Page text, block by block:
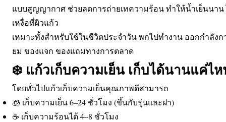
แบบสูญญากาศ ช่วยลดการถ่ายเทความร้อน ทำให้น้ำเย็นนาน
เหงื่อที่ผิวแก้ว
เหมาะทั้งสำหรับใช้ในชีวิตประจำวัน พกไปทำงาน ออกกำลังก
ยม ของแจก ของแถมทางการตลาด
❄️ แก้วเก็บความเย็น เก็บได้นานแค่ไ
โดยทั่วไปแก้วเก็บความเย็นคุณภาพดีสามารถ
🧊 เก็บความเย็น 6–24 ชั่วโมง (ขึ้นกับรุ่นและฝา)
☕ เก็บความร้อนได้ 4–8 ชั่วโมง